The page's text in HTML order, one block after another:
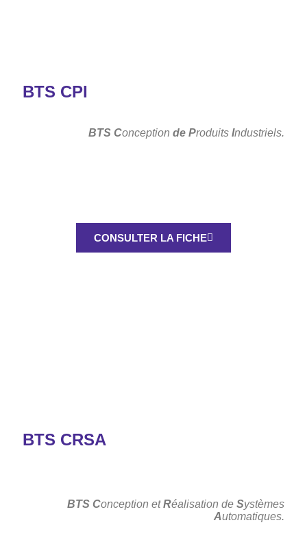
BTS CPI
BTS Conception de Produits Industriels.
CONSULTER LA FICHE
BTS CRSA
BTS Conception etRéalisation de Systèmes
Automatiques.